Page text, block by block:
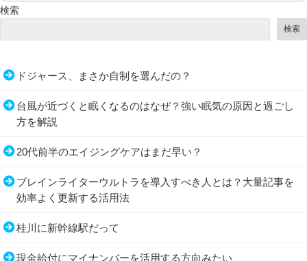
検索
検索
ドジャース、まさか自制を選んだの？
台風が近づくと眠くなるのはなぜ？強い眠気の原因と過ごし
方を解説
20代前半のエイジングケアはまだ早い？
ブレインライターウルトラを導入すべき人とは？大量記事を
効率よく更新する活用法
桂川に新幹線駅だって
現金給付にマイナンバーを活用する方向みたい